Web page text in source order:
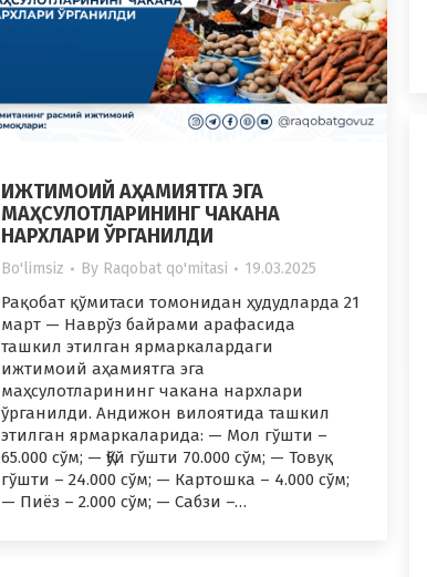
ИЖТИМОИЙ АҲАМИЯТГА ЭГА
МАҲСУЛОТЛАРИНИНГ ЧАКАНА
НАРХЛАРИ ЎРГАНИЛДИ
Bo'limsiz By Raqobat qo'mitasi 19.03.2025
Рақобат қўмитаси томонидан ҳудудларда 21
март — Наврўз байрами арафасида
ташкил этилган ярмаркалардаги
ижтимоий аҳамиятга эга
маҳсулотларининг чакана нархлари
ўрганилди. Андижон вилоятида ташкил
этилган ярмаркаларида: — Мол гўшти –
65.000 сўм; — Қўй гўшти 70.000 сўм; — Товуқ
гўшти – 24.000 сўм; — Картошка – 4.000 сўм;
— Пиёз – 2.000 сўм; — Сабзи –…